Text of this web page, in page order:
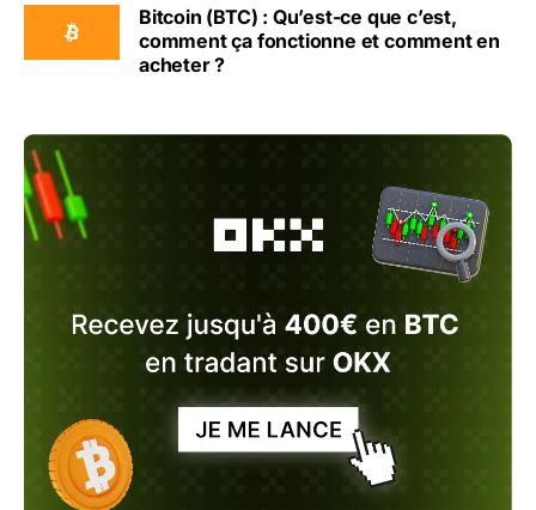
Bitcoin (BTC) : Qu’est-ce que c’est,
comment ça fonctionne et comment en
acheter ?